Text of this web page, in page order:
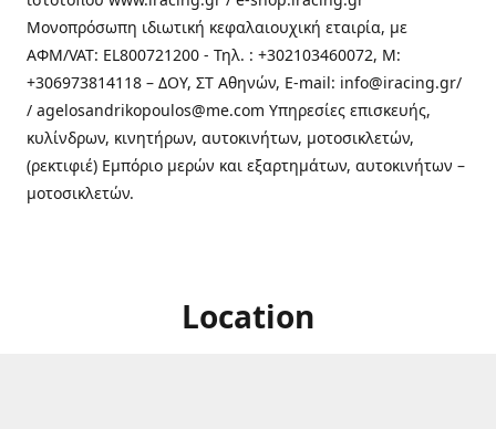
Μονοπρόσωπη ιδιωτική κεφαλαιουχική εταιρία, με
ΑΦΜ/VAT: EL800721200 - Τηλ. : +302103460072, M:
+306973814118 – ΔΟΥ, ΣΤ Αθηνών, E-mail: info@iracing.gr/
/ agelosandrikopoulos@me.com Υπηρεσίες επισκευής,
κυλίνδρων, κινητήρων, αυτοκινήτων, μοτοσικλετών,
(ρεκτιφιέ) Εμπόριο μερών και εξαρτημάτων, αυτοκινήτων –
μοτοσικλετών.
Location